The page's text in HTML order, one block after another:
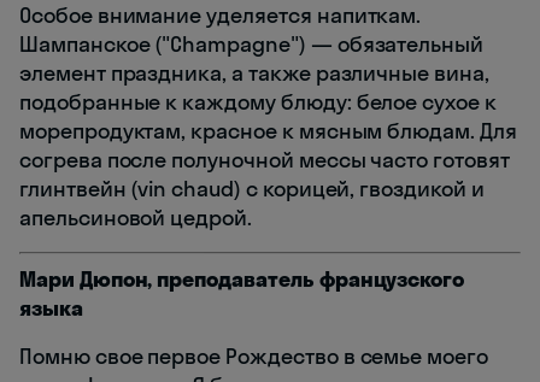
Особое внимание уделяется напиткам.
Шампанское ("Champagne") — обязательный
элемент праздника, а также различные вина,
подобранные к каждому блюду: белое сухое к
морепродуктам, красное к мясным блюдам. Для
согрева после полуночной мессы часто готовят
глинтвейн (vin chaud) с корицей, гвоздикой и
апельсиновой цедрой.
Мари Дюпон, преподаватель французского
языка
Помню свое первое Рождество в семье моего